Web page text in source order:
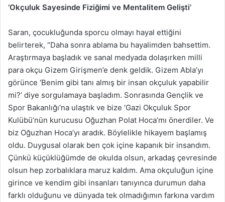
‘Okçuluk Sayesinde Fiziğimi ve Mentalitem Gelişti’
Saran, çocukluğunda sporcu olmayı hayal ettiğini
belirterek, “Daha sonra ablama bu hayalimden bahsettim.
Araştırmaya başladık ve sanal medyada dolaşırken milli
para okçu Gizem Girişmen’e denk geldik. Gizem Abla’yı
görünce ‘Benim gibi tanı almış bir insan okçuluk yapabilir
mi?’ diye sorgulamaya başladım. Sonrasında Gençlik ve
Spor Bakanlığı’na ulaştık ve bize ‘Gazi Okçuluk Spor
Kulübü’nün kurucusu Oğuzhan Polat Hoca’mı önerdiler. Ve
biz Oğuzhan Hoca’yı aradık. Böylelikle hikayem başlamış
oldu. Duygusal olarak ben çok içine kapanık bir insandım.
Çünkü küçüklüğümde de okulda olsun, arkadaş çevresinde
olsun hep zorbalıklara maruz kaldım. Ama okçuluğun içine
girince ve kendim gibi insanları tanıyınca durumun daha
farklı olduğunu ve dünyada tek olmadığımın farkına vardım